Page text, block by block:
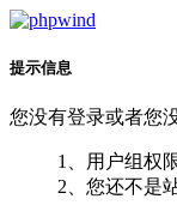
提示信息
您没有登录或者您
1、用户组权
2、您还不是